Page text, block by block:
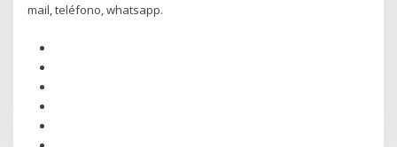
mail, teléfono, whatsapp.